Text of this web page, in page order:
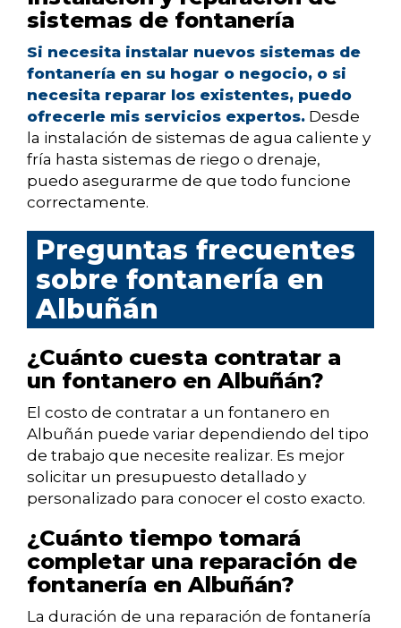
sistemas de fontanería
Si necesita instalar nuevos sistemas de
fontanería en su hogar o negocio, o si
necesita reparar los existentes, puedo
ofrecerle mis servicios expertos. Desde
la instalación de sistemas de agua caliente y
fría hasta sistemas de riego o drenaje,
puedo asegurarme de que todo funcione
correctamente.
Preguntas frecuentes
sobre fontanería en
Albuñán
¿Cuánto cuesta contratar a
un fontanero en Albuñán?
El costo de contratar a un fontanero en
Albuñán puede variar dependiendo del tipo
de trabajo que necesite realizar. Es mejor
solicitar un presupuesto detallado y
personalizado para conocer el costo exacto.
¿Cuánto tiempo tomará
completar una reparación de
fontanería en Albuñán?
La duración de una reparación de fontanería